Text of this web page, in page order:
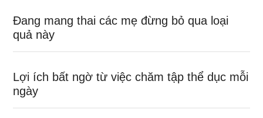
Đang mang thai các mẹ đừng bỏ qua loại
quả này
Lợi ích bất ngờ từ việc chăm tập thể dục mỗi
ngày